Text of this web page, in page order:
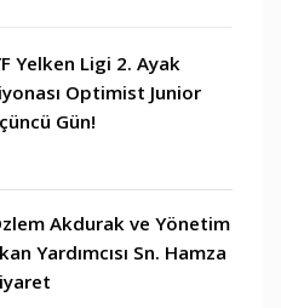
Yelken Ligi 2. Ayak
Optimist Junior
Gün!
Akdurak ve Yönetim
Yardımcısı Sn. Hamza